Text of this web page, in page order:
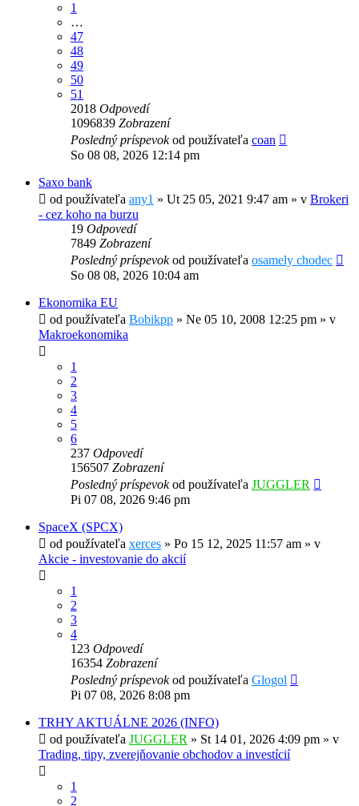
1
…
47
48
49
50
51
2018 Odpovedí
1096839 Zobrazení
Posledný príspevokod používateľa coan
So 08 08, 2026 12:14 pm
Saxo bank
od používateľa any1 » Ut 25 05, 2021 9:47 am » v Brokeri
- cez koho na burzu
19 Odpovedí
7849 Zobrazení
Posledný príspevokod používateľa osamely chodec
So 08 08, 2026 10:04 am
Ekonomika EU
od používateľa Bobikpp » Ne 05 10, 2008 12:25 pm » v
Makroekonomika
1
2
3
4
5
6
237 Odpovedí
156507 Zobrazení
Posledný príspevokod používateľa JUGGLER
Pi 07 08, 2026 9:46 pm
SpaceX (SPCX)
od používateľa xerces » Po 15 12, 2025 11:57 am » v
Akcie - investovanie do akcií
1
2
3
4
123 Odpovedí
16354 Zobrazení
Posledný príspevokod používateľa Glogol
Pi 07 08, 2026 8:08 pm
TRHY AKTUÁLNE 2026 (INFO)
od používateľa JUGGLER » St 14 01, 2026 4:09 pm » v
Trading, tipy, zverejňovanie obchodov a investícií
1
2